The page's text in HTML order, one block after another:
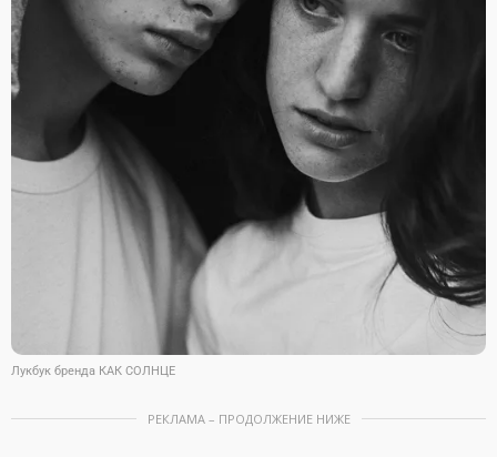
Лукбук бренда КАК СОЛНЦЕ
РЕКЛАМА – ПРОДОЛЖЕНИЕ НИЖЕ